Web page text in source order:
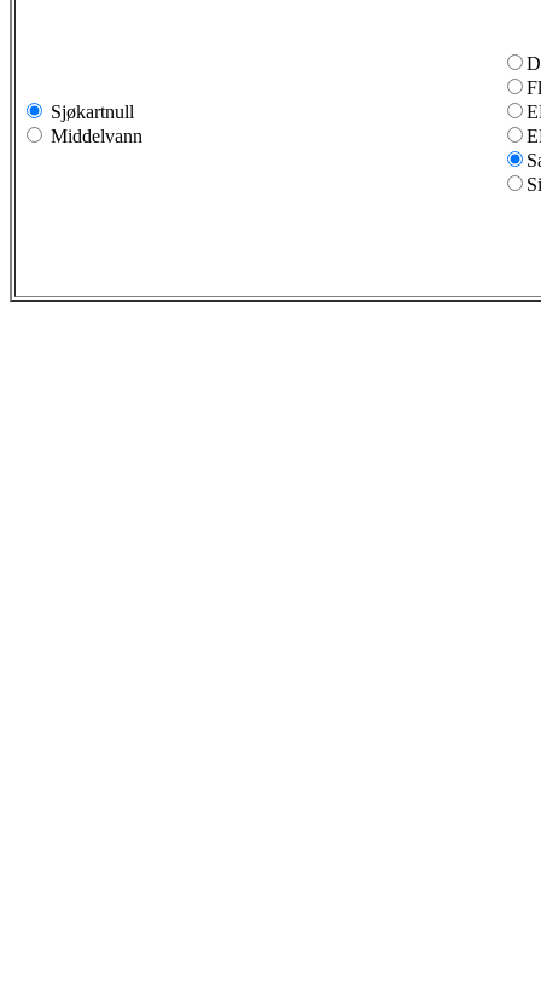
Sjøkartnull
Middelvann